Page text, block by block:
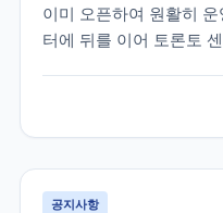
이미 오픈하여 원활히
터에 뒤를 이어 토론토
Vancouver has been
sinc...
공지사항